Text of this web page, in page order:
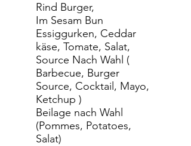
Rind Burger,
Im Sesam Bun
Essiggurken, Ceddar
käse, Tomate, Salat,
Source Nach Wahl (
Barbecue, Burger
Source, Cocktail, Mayo,
Ketchup )
Beilage nach Wahl
(Pommes, Potatoes,
Salat)